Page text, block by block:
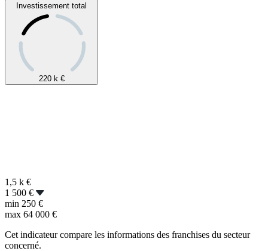
Investissement total
220 k €
1,5 k €
1 500 €
min 250 €
max 64 000 €
Cet indicateur compare les informations des franchises du secteur
concerné.